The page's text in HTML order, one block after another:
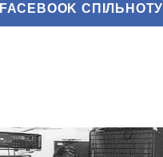
СПІЛЬНОТУ